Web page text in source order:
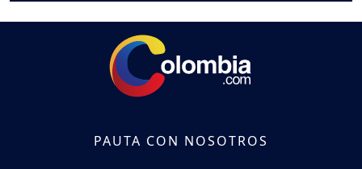
PAUTA CON NOSOTROS